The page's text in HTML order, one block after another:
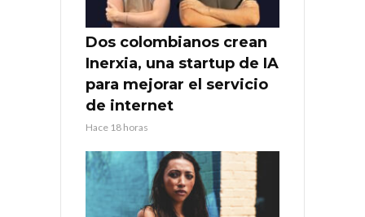
Dos colombianos crean
Inerxia, una startup de IA
para mejorar el servicio
de internet
Hace 18 horas